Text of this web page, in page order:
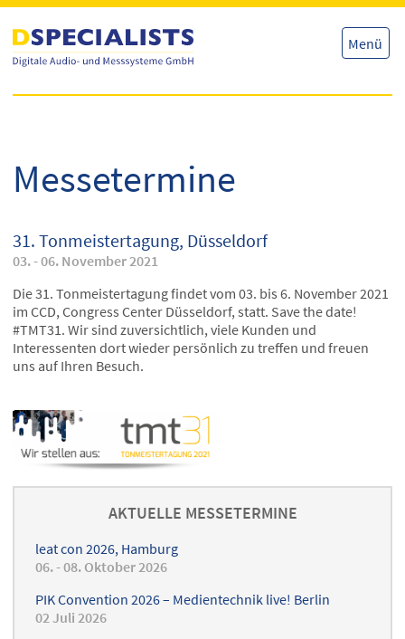
Inhalt
Menü
Messetermine
31. Tonmeistertagung, Düsseldorf
03. - 06. November 2021
Die 31. Tonmeistertagung findet vom 03. bis 6. November 2021
im CCD, Congress Center Düsseldorf, statt. Save the date!
#TMT31. Wir sind zuversichtlich, viele Kunden und
Interessenten dort wieder persönlich zu treffen und freuen
uns auf Ihren Besuch.
AKTUELLE MESSETERMINE
leat con 2026, Hamburg
06. - 08. Oktober 2026
PIK Convention 2026 – Medientechnik live! Berlin
02 Juli 2026
Inhalt